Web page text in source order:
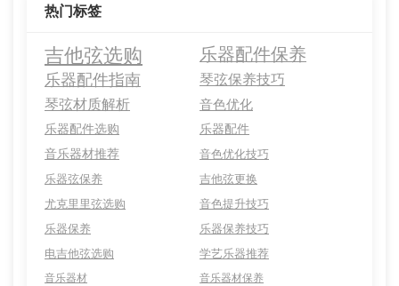
热门标签
吉他弦选购 乐器配件保养
乐器配件指南 琴弦保养技巧
琴弦材质解析 音色优化
乐器配件选购
乐器配件
音乐器材推荐
音色优化技巧
乐器弦保养
吉他弦更换
尤克里里弦选购
音色提升技巧
乐器保养
乐器保养技巧
电吉他弦选购
学艺乐器推荐
音乐器材 音乐器材保养